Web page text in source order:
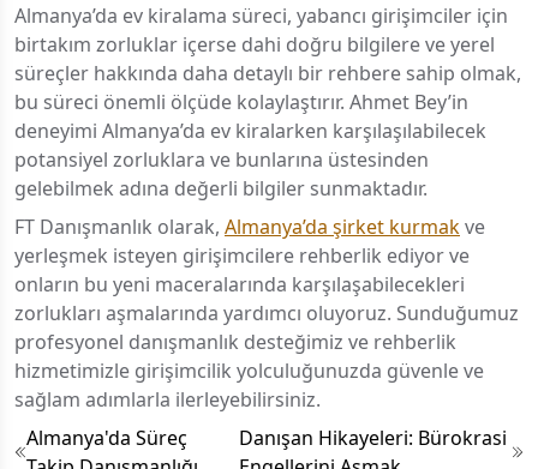
Almanya’da ev kiralama süreci, yabancı girişimciler için
birtakım zorluklar içerse dahi doğru bilgilere ve yerel
süreçler hakkında daha detaylı bir rehbere sahip olmak,
bu süreci önemli ölçüde kolaylaştırır. Ahmet Bey’in
deneyimi Almanya’da ev kiralarken karşılaşılabilecek
potansiyel zorluklara ve bunlarına üstesinden
gelebilmek adına değerli bilgiler sunmaktadır.
FT Danışmanlık olarak, Almanya’da şirket kurmakve
yerleşmek isteyen girişimcilere rehberlik ediyor ve
onların bu yeni maceralarında karşılaşabilecekleri
zorlukları aşmalarında yardımcı oluyoruz. Sunduğumuz
profesyonel danışmanlık desteğimiz ve rehberlik
hizmetimizle girişimcilik yolculuğunuzda güvenle ve
sağlam adımlarla ilerleyebilirsiniz.
Almanya'da Süreç
Danışan Hikayeleri: Bürokrasi